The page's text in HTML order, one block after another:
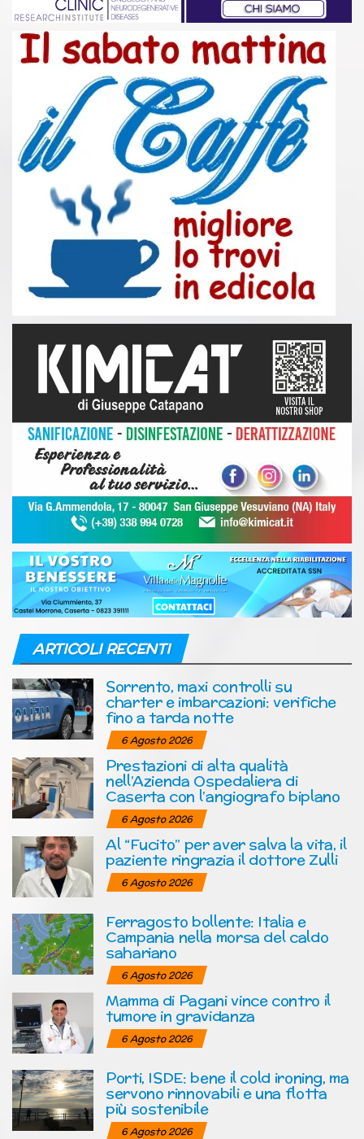
ARTICOLI RECENTI
Sorrento, maxi controlli su
charter e imbarcazioni: verifiche
fino a tarda notte
6 Agosto 2026
Prestazioni di alta qualità
nell’Azienda Ospedaliera di
Caserta con l’angiografo biplano
6 Agosto 2026
Al “Fucito” per aver salva la vita, il
paziente ringrazia il dottore Zulli
6 Agosto 2026
Ferragosto bollente: Italia e
Campania nella morsa del caldo
sahariano
6 Agosto 2026
Mamma di Pagani vince contro il
tumore in gravidanza
6 Agosto 2026
Porti, ISDE: bene il cold ironing, ma
servono rinnovabili e una flotta
più sostenibile
6 Agosto 2026